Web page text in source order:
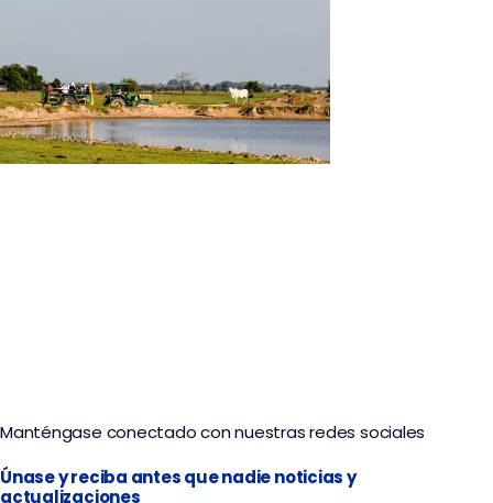
Manténgase conectado con nuestras redes sociales
Únase y reciba antes que nadie noticias y
actualizaciones